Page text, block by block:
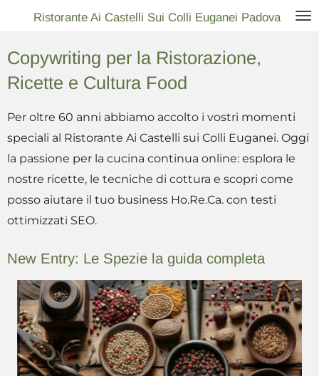
contenuto
principale
Ristorante Ai Castelli Sui Colli Euganei Padova
Copywriting per la Ristorazione,
Ricette e Cultura Food
Per oltre 60 anni abbiamo accolto i vostri momenti
speciali al Ristorante Ai Castelli sui Colli Euganei. Oggi
la passione per la cucina continua online: esplora le
nostre ricette, le tecniche di cottura e scopri come
posso aiutare il tuo business Ho.Re.Ca. con testi
ottimizzati SEO.
New Entry: Le Spezie la guida completa